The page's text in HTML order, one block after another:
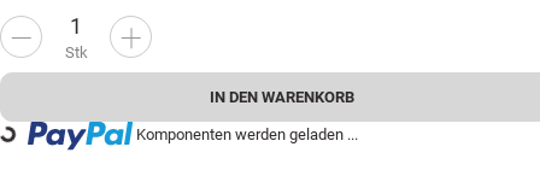
Stk
IN DEN WARENKORB
Loading... Komponenten werden geladen ...